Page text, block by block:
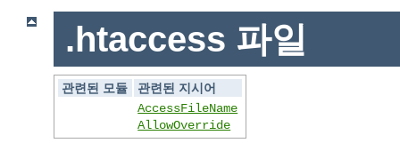
.htaccess 파일
관련된 모듈
관련된 지시어
AccessFileName
AllowOverride